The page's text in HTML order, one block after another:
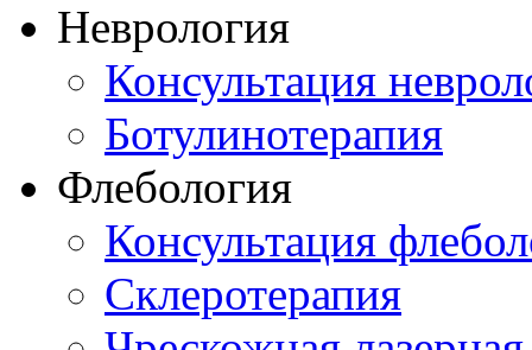
Неврология
Консультация
Ботулинотерапия
Флебология
Консультация
Склеротерапия